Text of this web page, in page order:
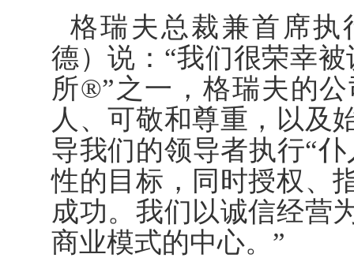
格瑞夫总裁兼首席执
德）说： “我们很荣幸被
所®”之一，格瑞夫的
人、可敬和尊重，以及
导我们的领导者执行“仆
性的目标，同时授权、
成功。我们以诚信经营
商业模式的中心。 ”